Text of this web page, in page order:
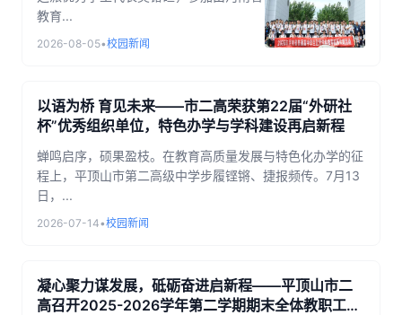
教育...
2026-08-05•校园新闻
以语为桥 育见未来——市二高荣获第22届“外研社
杯”优秀组织单位，特色办学与学科建设再启新程
蝉鸣启序，硕果盈枝。在教育高质量发展与特色化办学的征
程上，平顶山市第二高级中学步履铿锵、捷报频传。7月13
日，...
2026-07-14•校园新闻
凝心聚力谋发展，砥砺奋进启新程——平顶山市二
高召开2025-2026学年第二学期期末全体教职工大